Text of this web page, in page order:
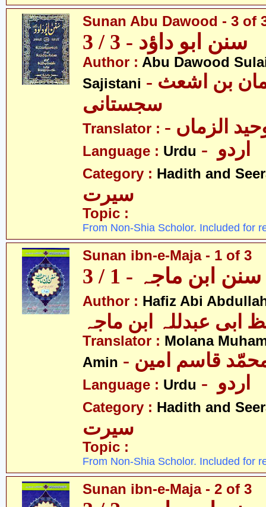
Sunan Abu Dawood - 3 of
سنن ابو داؤد - 3 / 3
Author : Abu Dawood
Sajistani - ابو داؤد سلیمان بن اشعث
سجستانی
Translator : الزماں
Language : Urdu
Category : Hadith and
سیرت
Topic :
From Non-Shia Scholor. Included for
Sunan ibn-e-Maja - 1 of 3
سنن ابن ماجہ - 1 / 3
Author : Hafiz Abi
ابی عبدللہ ابن ماجہ
Translator : Molana
Amin
محمّد قاسم امین
Language : Urdu
Category : Hadith and
سیرت
Topic :
From Non-Shia Scholor. Included for
Sunan ibn-e-Maja - 2 of 3